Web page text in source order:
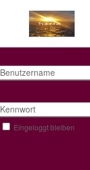
Benutzername
Kennwort
Eingeloggt bleiben